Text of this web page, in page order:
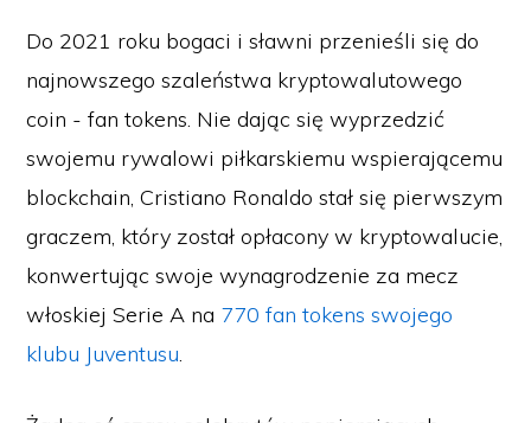
Do 2021 roku bogaci i sławni przenieśli się do
najnowszego szaleństwa kryptowalutowego
coin - fan tokens. Nie dając się wyprzedzić
swojemu rywalowi piłkarskiemu wspierającemu
blockchain, Cristiano Ronaldo stał się pierwszym
graczem, który został opłacony w kryptowalucie,
konwertując swoje wynagrodzenie za mecz
włoskiej Serie A na 770 fan tokens swojego
klubu Juventusu.